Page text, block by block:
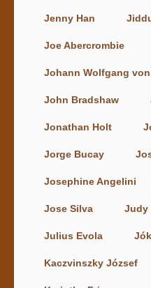
Jenny Han
Joe Abercrombie
Johann Wolfgang
John Bradshaw
Jonathan Holt
Jorge Bucay
Josephine Angelini
Jose Silva Judy
Julius Evola
Kaczvinszky József